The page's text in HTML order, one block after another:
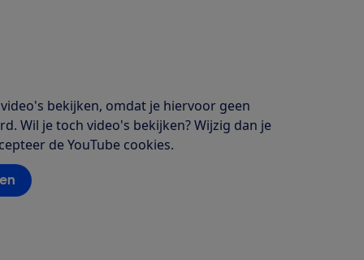
bekijken, omdat je hiervoor geen
Wil je toch video's bekijken? Wijzig dan je
de YouTube cookies.